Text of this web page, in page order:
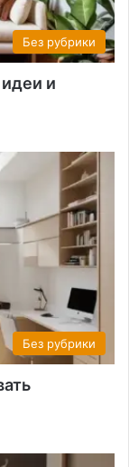
Без рубрики
и
Без рубрики